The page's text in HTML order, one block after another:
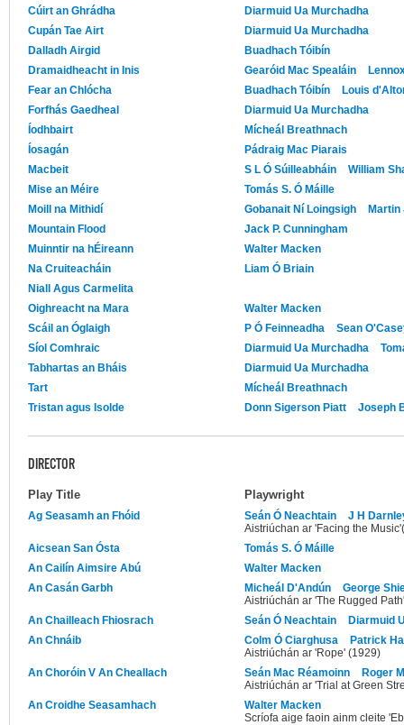
Cúirt an Ghrádha
Diarmuid Ua Murchadha
Cupán Tae Airt
Diarmuid Ua Murchadha
Dalladh Airgid
Buadhach Tóibín
Dramaidheacht in Inis
Gearóid Mac Spealáin
Fear an Chlócha
Buadhach Tóibín
Louis
Forfhás Gaedheal
Diarmuid Ua Murchadha
Íodhbairt
Mícheál Breathnach
Íosagán
Pádraig Mac Piarais
Macbeit
S L Ó Súilleabháin
William
Mise an Méire
Tomás S. Ó Máille
Moill na Mithidí
Gobanait Ní Loingsigh
Martin
Mountain Flood
Jack P. Cunningham
Muinntir na hÉireann
Walter Macken
Na Cruiteacháin
Liam Ó Briain
Niall Agus Carmelita
Oighreacht na Mara
Walter Macken
Scáil an Óglaigh
P Ó Feinneadha
Sean
Síol Comhraic
Diarmuid Ua Murchadha
Tabhartas an Bháis
Diarmuid Ua Murchadha
Tart
Mícheál Breathnach
Tristan agus Isolde
Donn Sigerson Piatt Joseph
DIRECTOR
Play Title Playwright
Ag Seasamh an Fhóid Seán Ó Neachtain
J H
Aistriúchan ar 'Facing the
Aicsean San Ósta
Tomás S. Ó Máille
An Cailín Aimsire Abú
Walter Macken
An Casán Garbh
Micheál D'Andún
George
Aistriúchán ar 'The Rugged
An Chailleach Fhiosrach
Seán Ó Neachtain
Diarmuid
An Chnáib
Colm Ó Ciarghusa
Patrick
Aistriúchán ar 'Rope' (1929)
An Choróin V An Cheallach
Seán Mac Réamoinn
Roger
Aistriúchán ar 'Trial at Green
An Croidhe Seasamhach
Walter Macken
Scríofa aige faoin ainm cleite